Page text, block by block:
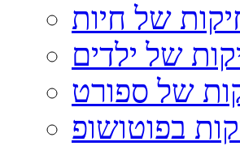
של חיות
של ילדים
של ספורט
בפוטושופ